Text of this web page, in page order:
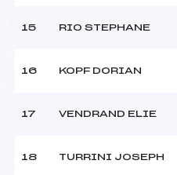
Ouvreurs E :
Pénalité appliquée :
15 RIO STEPHANE
16 KOPF DORIAN
17 VENDRAND ELIE
18 TURRINI JOSEPH